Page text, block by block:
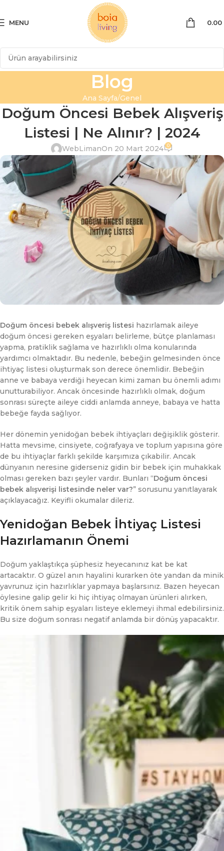
MENU 0.00
Blog
Ana Sayfa Genel
Doğum Öncesi Bebek Alışveriş
Listesi | Ne Alınır? | 2024
WebLimanOn 20 Mart 2024 0
Doğum öncesi bebek alışveriş listesi hazırlamak aileye
doğum öncesi gereken eşyaları belirleme, bütçe planlaması
yapma, pratiklik sağlama ve hazırlıklı olma konularında
yardımcı olmaktadır. Bu nedenle, bebeğin gelmesinden önce
ihtiyaç listesi oluşturmak son derece önemlidir. Bebeğin
anne ve babaya verdiği heyecan kimi zaman bu önemli adımı
unutturabiliyor. Ancak öncesinde hazırlıklı olmak, doğum
sonrası süreçte aileye ciddi anlamda anneye, babaya ve hatta
bebeğe fayda sağlıyor.
Her dönemin yenidoğan bebek ihtiyaçları değişiklik gösterir.
Hatta mevsime, cinsiyete, coğrafyaya ve toplum yapısına göre
de bu ihtiyaçlar farklı şekilde karşımıza çıkabilir. Ancak
dünyanın neresine giderseniz gidin bir bebek için muhakkak
olması gereken bazı şeyler vardır. Bunları “Doğum öncesi
bebek alışverişi listesinde neler var?” sorusunu yanıtlayarak
açıklayacağız. Keyifli okumalar dileriz.
Yenidoğan Bebek İhtiyaç Listesi
Hazırlamanın Önemi
Doğum yaklaştıkça şüphesiz heyecanınız kat be kat
artacaktır. O güzel anın hayalini kurarken öte yandan da minik
yavrunuz için hazırlıklar yapmaya başlarsınız. Bazen heyecan
öylesine galip gelir ki hiç ihtiyaç olmayan ürünleri alırken,
kritik önem sahip eşyaları listeye eklemeyi ihmal edebilirsiniz.
Bu size doğum sonrası negatif anlamda bir dönüş yapacaktır.